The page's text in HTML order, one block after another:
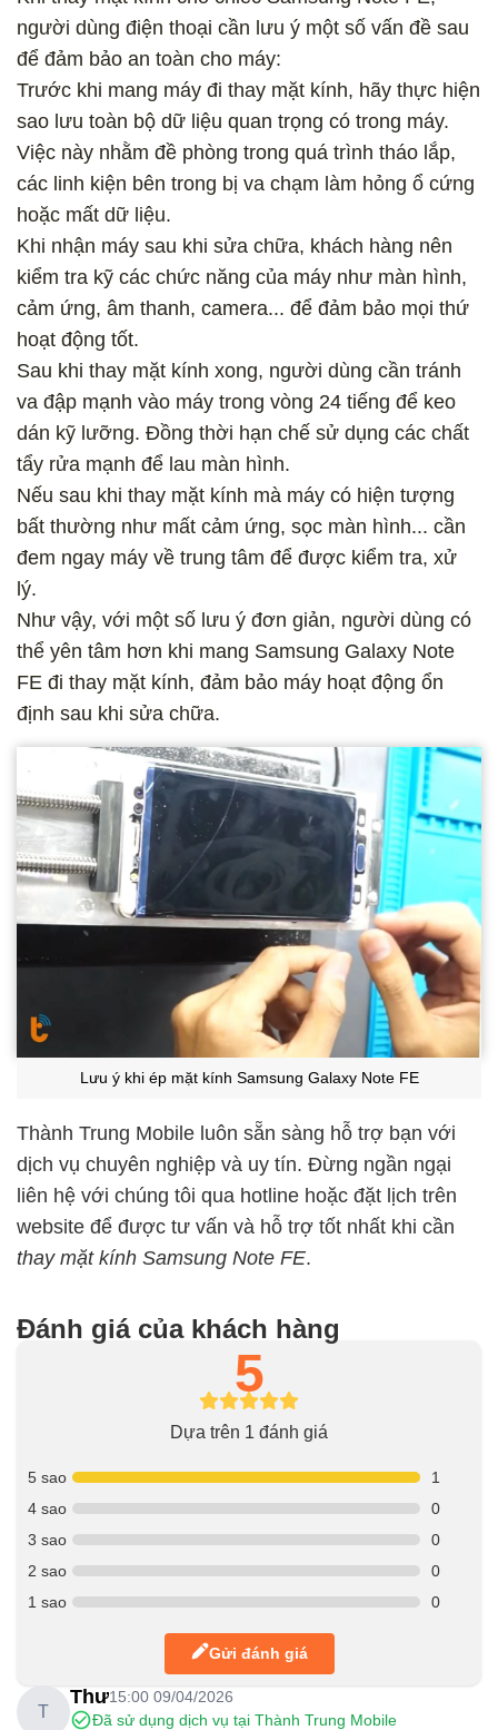
người dùng điện thoại cần lưu ý một số vấn đề sau
để đảm bảo an toàn cho máy:
Trước khi mang máy đi thay mặt kính, hãy thực hiện
sao lưu toàn bộ dữ liệu quan trọng có trong máy.
Việc này nhằm đề phòng trong quá trình tháo lắp,
các linh kiện bên trong bị va chạm làm hỏng ổ cứng
hoặc mất dữ liệu.
Khi nhận máy sau khi sửa chữa, khách hàng nên
kiểm tra kỹ các chức năng của máy như màn hình,
cảm ứng, âm thanh, camera... để đảm bảo mọi thứ
hoạt động tốt.
Sau khi thay mặt kính xong, người dùng cần tránh
va đập mạnh vào máy trong vòng 24 tiếng để keo
dán kỹ lưỡng. Đồng thời hạn chế sử dụng các chất
tẩy rửa mạnh để lau màn hình.
Nếu sau khi thay mặt kính mà máy có hiện tượng
bất thường như mất cảm ứng, sọc màn hình... cần
đem ngay máy về trung tâm để được kiểm tra, xử
lý.
Như vậy, với một số lưu ý đơn giản, người dùng có
thể yên tâm hơn khi mang Samsung Galaxy Note
FE đi thay mặt kính, đảm bảo máy hoạt động ổn
định sau khi sửa chữa.
Lưu ý khi ép mặt kính Samsung Galaxy Note FE
Thành Trung Mobile luôn sẵn sàng hỗ trợ bạn với
dịch vụ chuyên nghiệp và uy tín. Đừng ngần ngại
liên hệ với chúng tôi qua hotline hoặc đặt lịch trên
website để được tư vấn và hỗ trợ tốt nhất khi cần
thay mặt kính Samsung Note FE.
Đánh giá của khách hàng
5
Dựa trên 1 đánh giá
5 sao
1
4 sao
0
3 sao
0
2 sao
0
1 sao
0
Gửi đánh giá
T
Thư15:00 09/04/2026
Đã sử dụng dịch vụ tại Thành Trung Mobile